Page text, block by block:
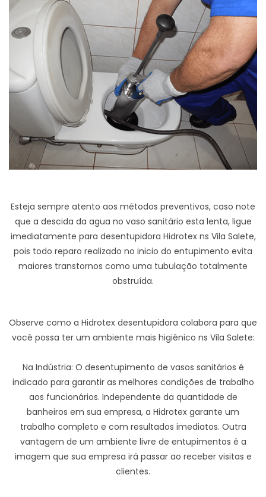
Esteja sempre atento aos métodos preventivos, caso note
que a descida da agua no vaso sanitário esta lenta, ligue
imediatamente para desentupidora Hidrotex ns Vila Salete,
pois todo reparo realizado no inicio do entupimento evita
maiores transtornos como uma tubulação totalmente
obstruída.
Observe como a Hidrotex desentupidora colabora para que
você possa ter um ambiente mais higiênico ns Vila Salete:
Na Indústria: O desentupimento de vasos sanitários é
indicado para garantir as melhores condições de trabalho
aos funcionários. Independente da quantidade de
banheiros em sua empresa, a Hidrotex garante um
trabalho completo e com resultados imediatos. Outra
vantagem de um ambiente livre de entupimentos é a
imagem que sua empresa irá passar ao receber visitas e
clientes.